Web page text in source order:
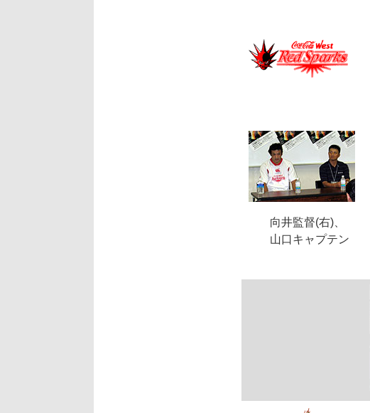
向井監督(右)、
山口キャプテン